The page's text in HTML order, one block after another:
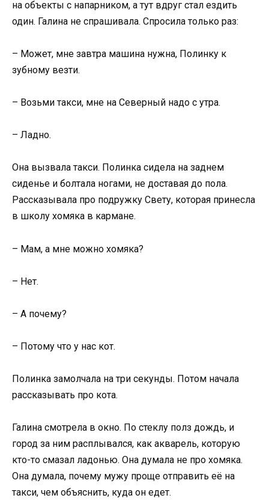
на объекты с напарником, а тут вдруг стал ездить
один. Галина не спрашивала. Спросила только раз:
– Может, мне завтра машина нужна, Полинку к
зубному везти.
– Возьми такси, мне на Северный надо с утра.
– Ладно.
Она вызвала такси. Полинка сидела на заднем
сиденье и болтала ногами, не доставая до пола.
Рассказывала про подружку Свету, которая принесла
в школу хомяка в кармане.
– Мам, а мне можно хомяка?
– Нет.
– А почему?
– Потому что у нас кот.
Полинка замолчала на три секунды. Потом начала
рассказывать про кота.
Галина смотрела в окно. По стеклу полз дождь, и
город за ним расплывался, как акварель, которую
кто-то смазал ладонью. Она думала не про хомяка.
Она думала, почему мужу проще отправить её на
такси, чем объяснить, куда он едет.